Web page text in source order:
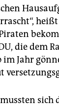
heißt
die dem
Jahr
sich